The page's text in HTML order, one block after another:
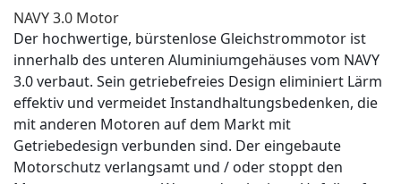
NAVY 3.0 Motor
Der hochwertige, bürstenlose Gleichstrommotor ist
innerhalb des unteren Aluminiumgehäuses vom NAVY
3.0 verbaut. Sein getriebefreies Design eliminiert Lärm
effektiv und vermeidet Instandhaltungsbedenken, die
mit anderen Motoren auf dem Markt mit
Getriebedesign verbunden sind. Der eingebaute
Motorschutz verlangsamt und / oder stoppt den